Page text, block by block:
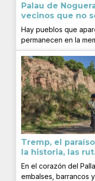
Palau de
vecinos que no
Hay pueblos que
permanecen en la
Tremp, el
la historia, las
En el corazón del
embalses, barrancos